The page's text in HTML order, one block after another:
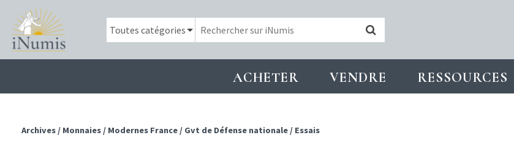
ACHETER VENDRE RESSOURCES
Archives / Monnaies / Modernes France / Gvt de Défense nationale / Essais